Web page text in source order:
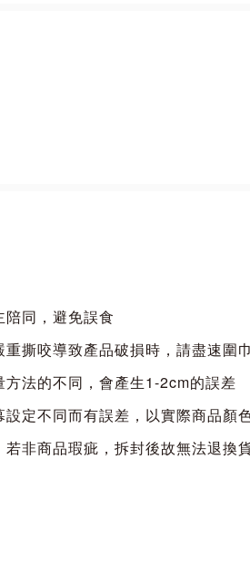
同，避免誤食
撕咬導致產品破損時，請盡速圍
法的不同，會產生1-2cm的誤差
定不同而有誤差，以實際商品顏
非商品瑕疵，拆封後故無法退換